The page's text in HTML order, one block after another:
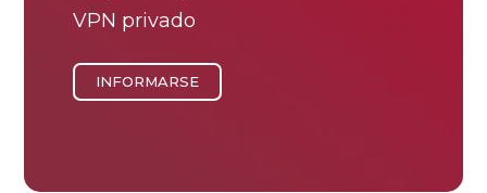
VPN privado
INFORMARSE